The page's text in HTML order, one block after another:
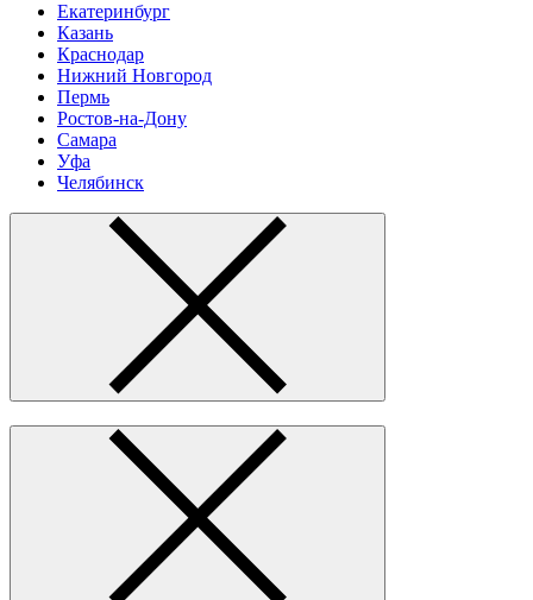
Екатеринбург
Казань
Краснодар
Нижний Новгород
Пермь
Ростов-на-Дону
Самара
Уфа
Челябинск